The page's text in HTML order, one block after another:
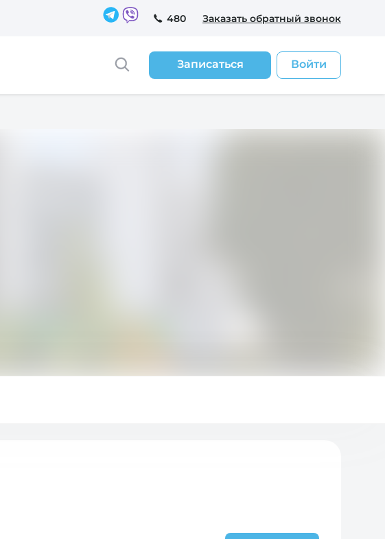
480 Заказать обратный звонок
Записаться Войти